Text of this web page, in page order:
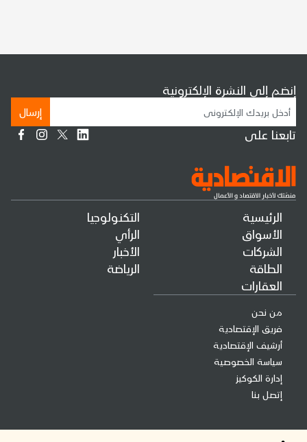
الرئيسية
الأسواق
الشركات
الطاقة
العقارات
التكنولوجيا
الرأي
الأخبار
الرياضة
من نحن
فريق الإقتصادية
أرشيف الإقتصادية
سياسة الخصوصية
إدارة الكوكيز
إتصل بنا
إنضم إلى النشرة الإلكترونية
إرسال
تابعنا على